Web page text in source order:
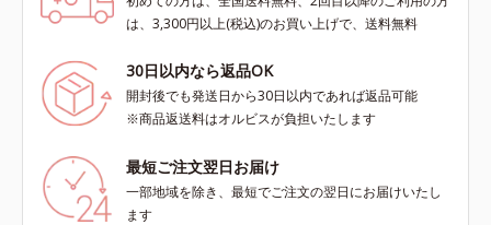
は、3,300円以上(税込)のお買い上げで、送料無料
30日以内なら返品OK
開封後でも発送日から30日以内であれば返品可能
※商品返送料はオルビスが負担いたします
最短ご注文翌日お届け
一部地域を除き、最短でご注文の翌日にお届けいたし
ます